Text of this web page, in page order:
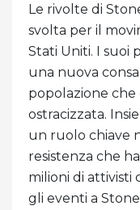
Le rivolte di
svolta per il
Stati Uniti. I suoi
una nuova
popolazione che
ostracizzata.
un ruolo chiave
resistenza che
milioni di attivisti
gli eventi a